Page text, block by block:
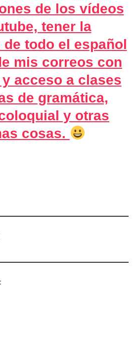
de los vídeos
tener la
todo el español
mis correos con
acceso a clases
de gramática,
y otras
cosas.